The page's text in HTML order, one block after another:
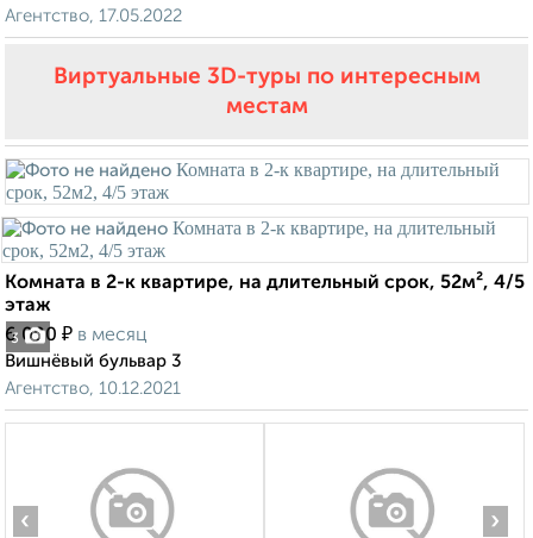
Агентство, 17.05.2022
Виртуальные 3D-туры по интересным
местам
3
Комната в 2-к квартире, на длительный срок, 52м², 4/5
этаж
6 000 ₽ в месяц
Вишнёвый бульвар 3
Агентство, 10.12.2021
‹ ›